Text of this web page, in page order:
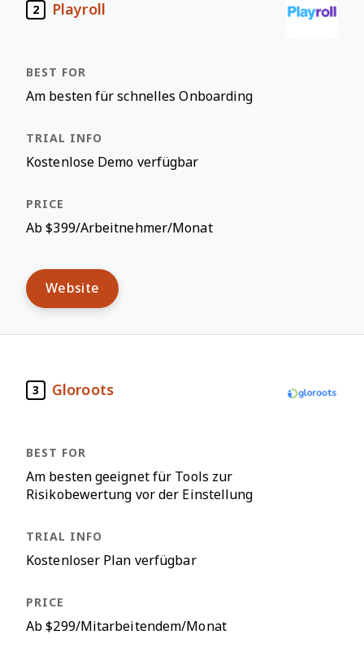
2 Playroll
Am besten für schnelles Onboarding
Kostenlose Demo verfügbar
Ab $399/Arbeitnehmer/Monat
Website
3 Gloroots
Am besten geeignet für Tools zur
Risikobewertung vor der Einstellung
Kostenloser Plan verfügbar
Ab $299/Mitarbeitendem/Monat